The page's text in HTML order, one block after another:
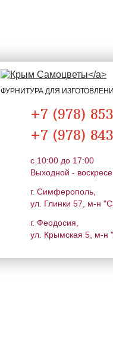
ФУРНИТУРА ДЛЯ
+7 (978)
+7 (978)
c 10:00 до 17:00
Выходной -
г. Симферополь,
ул. Глинки 57, м-н
г. Феодосия,
ул. Крымская 5, м-н